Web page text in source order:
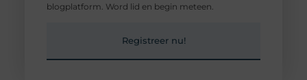
blogplatform. Word lid en begin meteen.
Registreer nu!